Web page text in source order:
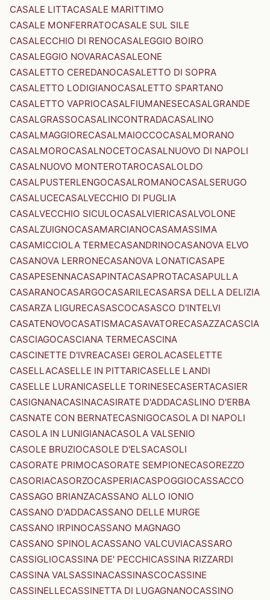
CASALE LITTACASALE MARITTIMO
CASALE MONFERRATOCASALE SUL SILE
CASALECCHIO DI RENOCASALEGGIO BOIRO
CASALEGGIO NOVARACASALEONE
CASALETTO CEREDANOCASALETTO DI SOPRA
CASALETTO LODIGIANOCASALETTO SPARTANO
CASALETTO VAPRIOCASALFIUMANESECASALGRANDE
CASALGRASSOCASALINCONTRADACASALINO
CASALMAGGIORECASALMAIOCCOCASALMORANO
CASALMOROCASALNOCETOCASALNUOVO DI NAPOLI
CASALNUOVO MONTEROTAROCASALOLDO
CASALPUSTERLENGOCASALROMANOCASALSERUGO
CASALUCECASALVECCHIO DI PUGLIA
CASALVECCHIO SICULOCASALVIERICASALVOLONE
CASALZUIGNOCASAMARCIANOCASAMASSIMA
CASAMICCIOLA TERMECASANDRINOCASANOVA ELVO
CASANOVA LERRONECASANOVA LONATICASAPE
CASAPESENNACASAPINTACASAPROTACASAPULLA
CASARANOCASARGOCASARILECASARSA DELLA DELIZIA
CASARZA LIGURECASASCOCASASCO D'INTELVI
CASATENOVOCASATISMACASAVATORECASAZZACASCIA
CASCIAGOCASCIANA TERMECASCINA
CASCINETTE D'IVREACASEI GEROLACASELETTE
CASELLACASELLE IN PITTARICASELLE LANDI
CASELLE LURANICASELLE TORINESECASERTACASIER
CASIGNANACASINACASIRATE D'ADDACASLINO D'ERBA
CASNATE CON BERNATECASNIGOCASOLA DI NAPOLI
CASOLA IN LUNIGIANACASOLA VALSENIO
CASOLE BRUZIOCASOLE D'ELSACASOLI
CASORATE PRIMOCASORATE SEMPIONECASOREZZO
CASORIACASORZOCASPERIACASPOGGIOCASSACCO
CASSAGO BRIANZACASSANO ALLO IONIO
CASSANO D'ADDACASSANO DELLE MURGE
CASSANO IRPINOCASSANO MAGNAGO
CASSANO SPINOLACASSANO VALCUVIACASSARO
CASSIGLIOCASSINA DE' PECCHICASSINA RIZZARDI
CASSINA VALSASSINACASSINASCOCASSINE
CASSINELLECASSINETTA DI LUGAGNANOCASSINO